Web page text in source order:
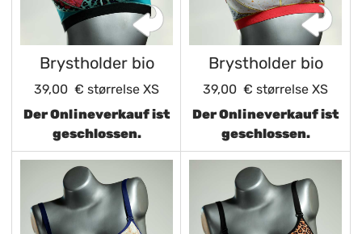
Brystholder bio
39,00 € størrelse XS
Der Onlineverkauf ist
geschlossen.
Brystholder bio
39,00 € størrelse XS
Der Onlineverkauf ist
geschlossen.